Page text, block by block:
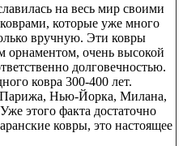
на весь мир своими
которые уже много
вручную. Эти ковры
орнаментом, очень высокой
долговечностью.
ковра 300-400 лет.
Парижа, Нью-Йорка, Милана,
этого факта достаточно
ковры, это настоящее